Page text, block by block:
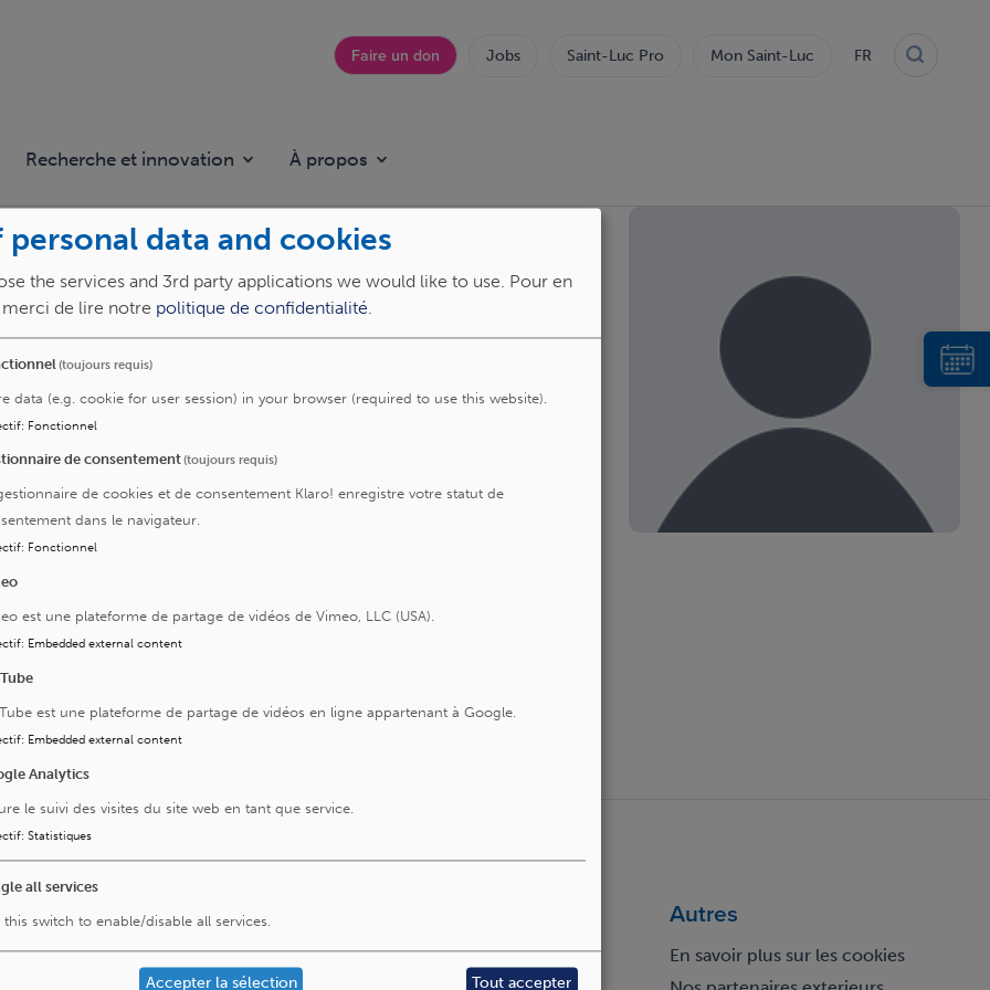
TopFaire un don Jobs Saint-Luc Pro Mon Saint-Luc FR
Recherche et innovation À propos
Visitez aussi
La Fondation Saint-Luc
Autres
En savoir plus sur les cookies
personal data and cookies
the services and 3rd party applications we would like to use. Pour en
merci de lire notre politique de confidentialité.
(toujours requis)
data (e.g. cookie for user session) in your browser (required to use this website).
: Fonctionnel
de consentement(toujours requis)
de cookies et de consentement Klaro! enregistre votre statut de
dans le navigateur.
: Fonctionnel
est une plateforme de partage de vidéos de Vimeo, LLC (USA).
: Embedded external content
est une plateforme de partage de vidéos en ligne appartenant à Google.
: Embedded external content
Analytics
le suivi des visites du site web en tant que service.
: Statistiques
all services
this switch to enable/disable all services.
Accepter la sélection Tout accepter